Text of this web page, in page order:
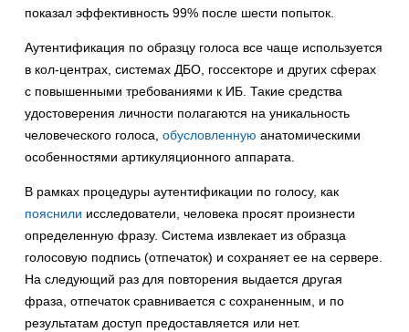
показал эффективность 99% после шести попыток.
Аутентификация по образцу голоса все чаще используется
в кол-центрах, системах ДБО, госсекторе и других сферах
с повышенными требованиями к ИБ. Такие средства
удостоверения личности полагаются на уникальность
человеческого голоса, обусловленную анатомическими
особенностями артикуляционного аппарата.
В рамках процедуры аутентификации по голосу, как
пояснили исследователи, человека просят произнести
определенную фразу. Система извлекает из образца
голосовую подпись (отпечаток) и сохраняет ее на сервере.
На следующий раз для повторения выдается другая
фраза, отпечаток сравнивается с сохраненным, и по
результатам доступ предоставляется или нет.